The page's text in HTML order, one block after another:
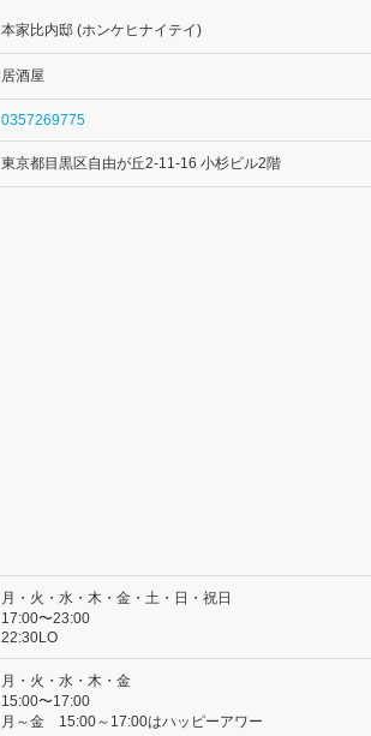
本家比内邸 (ホンケヒナイテイ)
居酒屋
0357269775
東京都目黒区自由が丘2-11-16 小杉ビル2階
月・火・水・木・金・土・日・祝日
17:00〜23:00
22:30LO
月・火・水・木・金
15:00〜17:00
月～金 15:00～17:00はハッピーアワー